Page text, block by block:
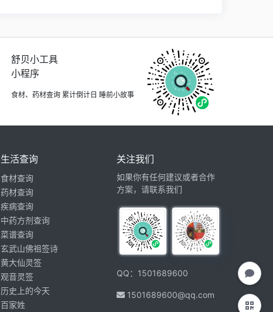
舒贝小工具
小程序
食材、药材查询 累计倒计日 睡前小故事
生活查询
食材查询
药材查询
疾病查询
中药方剂查询
菜谱查询
玄武山佛祖签诗
黄大仙灵签
观音灵签
历史上的今天
百家姓
关注我们
如果你有任何建议或者合作
方案，请联系我们
QQ：1501689600
1501689600@qq.com